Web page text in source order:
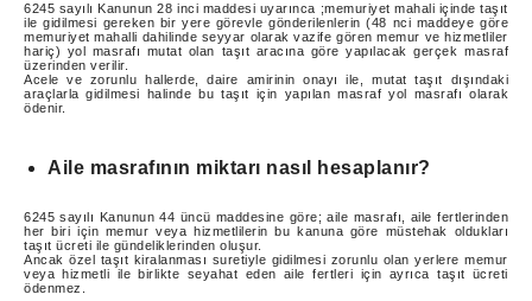
6245 sayılı Kanunun 28 inci maddesi uyarınca ;memuriyet mahali içinde taşıt
ile gidilmesi gereken bir yere görevle gönderilenlerin (48 nci maddeye göre
memuriyet mahalli dahilinde seyyar olarak vazife gören memur ve hizmetliler
hariç) yol masrafı mutat olan taşıt aracına göre yapılacak gerçek masraf
üzerinden verilir.
Acele ve zorunlu hallerde, daire amirinin onayı ile, mutat taşıt dışındaki
araçlarla gidilmesi halinde bu taşıt için yapılan masraf yol masrafı olarak
ödenir.
Aile masrafının miktarı nasıl hesaplanır?
6245 sayılı Kanunun 44 üncü maddesine göre; aile masrafı, aile fertlerinden
her biri için memur veya hizmetlilerin bu kanuna göre müstehak oldukları
taşıt ücreti ile gündeliklerinden oluşur.
Ancak özel taşıt kiralanması suretiyle gidilmesi zorunlu olan yerlere memur
veya hizmetli ile birlikte seyahat eden aile fertleri için ayrıca taşıt ücreti
ödenmez.